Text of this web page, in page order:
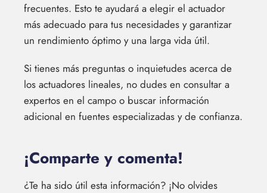
frecuentes. Esto te ayudará a elegir el actuador
más adecuado para tus necesidades y garantizar
un rendimiento óptimo y una larga vida útil.
Si tienes más preguntas o inquietudes acerca de
los actuadores lineales, no dudes en consultar a
expertos en el campo o buscar información
adicional en fuentes especializadas y de confianza.
¡Comparte y comenta!
¿Te ha sido útil esta información? ¡No olvides